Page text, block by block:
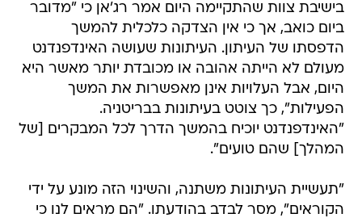
בישיבת צוות שהתקיימה היום אמר רג'אן כי "מדובר
ביום כואב, אך כי אין הצדקה כלכלית להמשך
הדפסתו של העיתון. העיתונות שעושה האינדפנדנט
מעולם לא הייתה אהובה או מכובדת יותר מאשר היא
היום, אבל העלויות אינן מאפשרות את המשך
הפעילות", כך צוטט בעיתונות בבריטניה.
"האינדפנדנט יוכיח בהמשך הדרך לכל המבקרים [של
המהלך] שהם טועים".
"תעשיית העיתונות משתנה, והשינוי הזה מונע על ידי
הקוראים", מסר לבדב בהודעתו. "הם מראים לנו כי